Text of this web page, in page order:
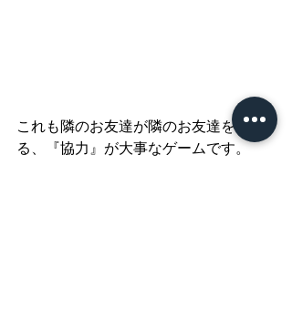
これも隣のお友達が隣のお友達を守
る、『協力』が大事なゲームです。